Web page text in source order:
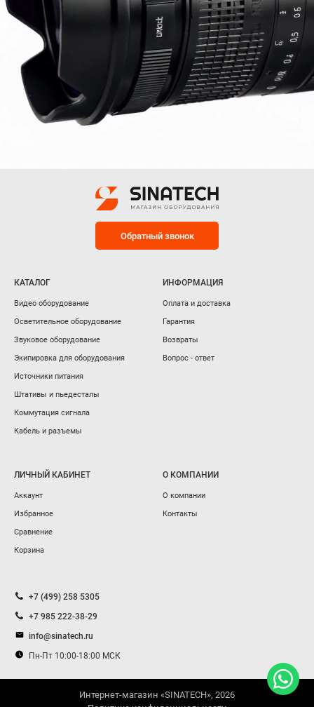
Обратный звонок
КАТАЛОГ
Видео оборудование
Осветительное оборудование
Звуковое оборудование
Экипировка для оборудования
Источники питания
Штативы и пьедесталы
Коммутация сигнала
Кабель и разъемы
ИНФОРМАЦИЯ
Оплата и доставка
Гарантия
Возвраты
Вопрос - ответ
ЛИЧНЫЙ КАБИНЕТ
Аккаунт
Избранное
Сравнение
Корзина
О КОМПАНИИ
О компании
Контакты
+7 (499) 258 5305
+7 985 222-38-29
info@sinatech.ru
Пн-Пт 10:00-18:00 МСК
Интернет-магазин «SINATECH», 2026